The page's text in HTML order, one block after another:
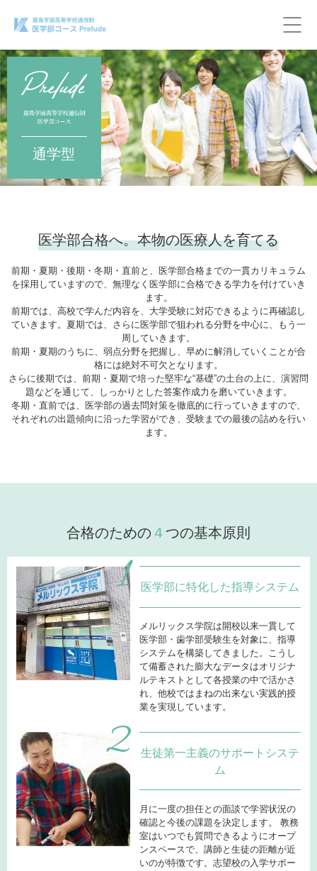
通学型
医学部合格へ。本物の医療人を育てる
前期・夏期・後期・冬期・直前と、医学部合格までの一貫カリキュラム
を採用していますので、無理なく医学部に合格できる学力を付けていき
ます。
前期では、高校で学んだ内容を、大学受験に対応できるように再確認し
ていきます。夏期では、さらに医学部で狙われる分野を中心に、もう一
周していきます。
前期・夏期のうちに、弱点分野を把握し、早めに解消していくことが合
格には絶対不可欠となります。
さらに後期では、前期・夏期で培った堅牢な“基礎”の土台の上に、演習問
題などを通じて、しっかりとした答案作成力を磨いていきます。
冬期・直前では、医学部の過去問対策を徹底的に行っていきますので、
それぞれの出題傾向に沿った学習ができ、受験までの最後の詰めを行い
ます。­
合格のための ４つの基本原則
医学部に特化した指導システム
メルリックス学院は開校以来一貫して
医学部・歯学部受験生を対象に、指導
システムを構築してきました。こうし
て備蓄された膨大なデータはオリジナ
ルテキストとして各授業の中で活かさ
れ、他校ではまねの出来ない実践的授
業を実現しています。
生徒第一主義のサポートシステ
ム
月に一度の担任との面談で学習状況の
確認と今後の課題を決定します。 教務
室はいつでも質問できるようにオープ
ンスペースで、講師と生徒の距離が近
いのが特徴です。志望校の入学サポー